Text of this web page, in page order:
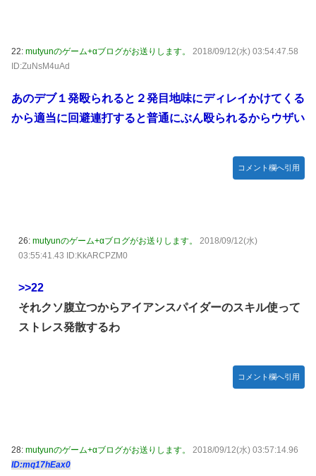
22: mutyunのゲーム+αブログがお送りします。
2018/09/12(水) 03:54:47.58
ID:ZuNsM4uAd
あのデブ１発殴られると２発目地味にディレイかけてくる
から適当に回避連打すると普通にぶん殴られるからウザい
コメント欄へ引用
26: mutyunのゲーム+αブログがお送りします。
2018/09/12(水)
03:55:41.43 ID:KkARCPZM0
>>22
それクソ腹立つからアイアンスパイダーのスキル使って
ストレス発散するわ
コメント欄へ引用
28: mutyunのゲーム+αブログがお送りします。
2018/09/12(水) 03:57:14.96
ID:mq17hEax0